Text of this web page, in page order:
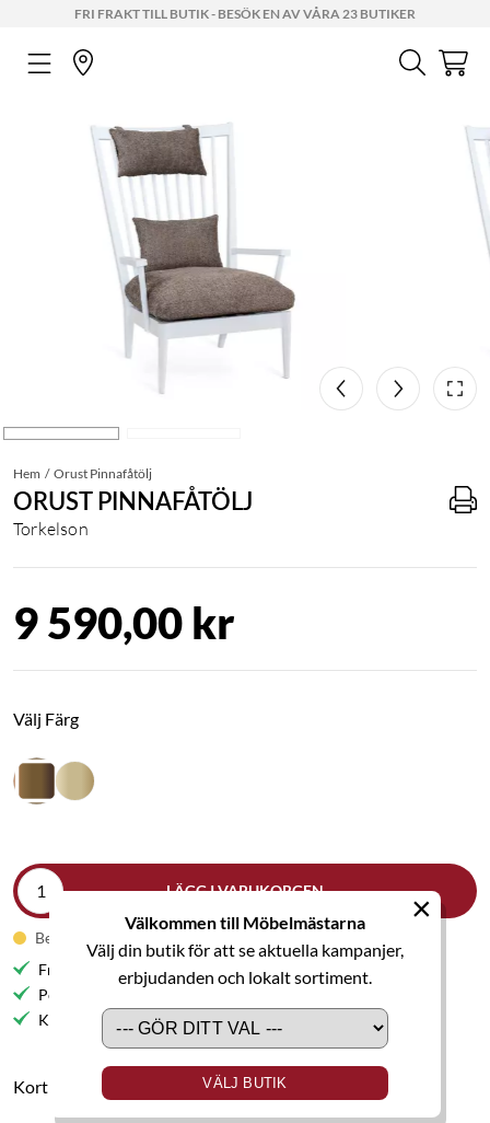
FRI FRAKT TILL BUTIK - BESÖK EN AV VÅRA 23 BUTIKER
Välkommen till Möbelmästarna
Välj din butik för att se aktuella kampanjer,
erbjudanden och lokalt sortiment.
VÄLJ BUTIK
×
Hem Orust Pinnafåtölj
ORUST PINNAFÅTÖLJ
Torkelson
9 590,00 kr
Välj Färg
LÄGG I VARUKORGEN
Beställningsvara
Fri frakt till butik
Personlig service
Kvalitetsmöbler
Kort produktbeskrivning